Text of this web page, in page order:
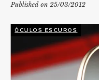
Published on 25/03/2012
ÓCULOS ESCUROS